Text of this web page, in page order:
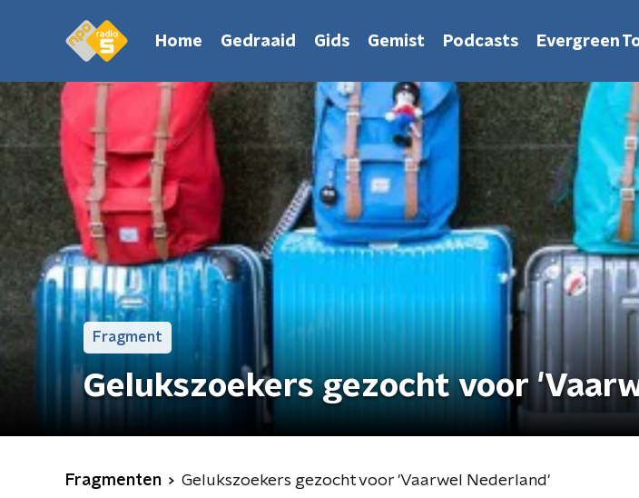
Home Gedraaid Gids Gemist Podcasts Evergreen
Fragment
Gelukszoekers gezocht voor
Fragmenten Gelukszoekers gezocht voor 'Vaarwel Nederland'